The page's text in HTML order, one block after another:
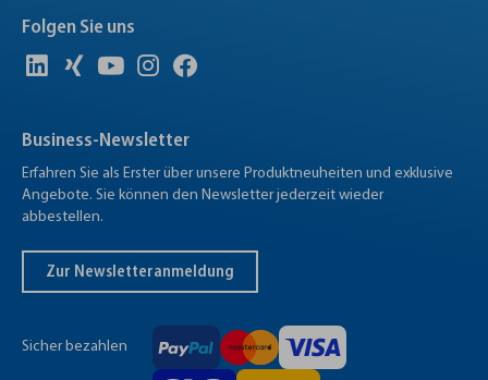
Folgen Sie uns
Business-Newsletter
Erfahren Sie als Erster über unsere Produktneuheiten und exklusive
Angebote. Sie können den Newsletter jederzeit wieder
abbestellen.
Zur Newsletteranmeldung
Sicher bezahlen